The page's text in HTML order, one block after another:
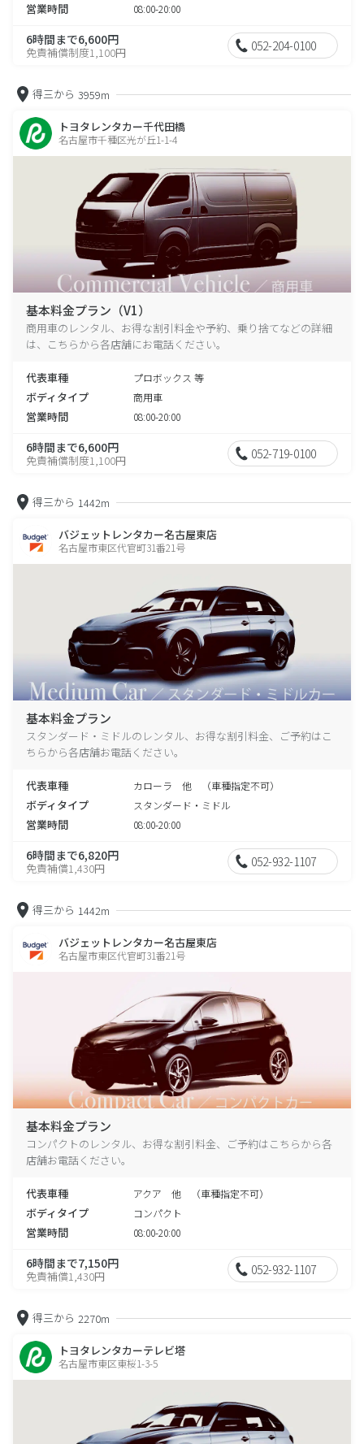
営業時間 08:00-20:00
6時間まで6,600円
免責補償制度1,100円 052-204-0100
得三から 3959m
トヨタレンタカー千代田橋
名古屋市千種区光が丘1-1-4
基本料金プラン（V1）
商用車のレンタル、お得な割引料金や予約、乗り捨てなどの詳細
は、こちらから各店舗にお電話ください。
代表車種 プロボックス 等
ボディタイプ 商用車
営業時間 08:00-20:00
6時間まで6,600円
免責補償制度1,100円 052-719-0100
得三から 1442m
バジェットレンタカー名古屋東店
名古屋市東区代官町31番21号
基本料金プラン
スタンダード・ミドルのレンタル、お得な割引料金、ご予約はこ
ちらから各店舗お電話ください。
代表車種 カローラ 他 （車種指定不可）
ボディタイプ スタンダード・ミドル
営業時間 08:00-20:00
6時間まで6,820円
免責補償1,430円 052-932-1107
得三から 1442m
バジェットレンタカー名古屋東店
名古屋市東区代官町31番21号
基本料金プラン
コンパクトのレンタル、お得な割引料金、ご予約はこちらから各
店舗お電話ください。
代表車種 アクア 他 （車種指定不可）
ボディタイプ コンパクト
営業時間 08:00-20:00
6時間まで7,150円
免責補償1,430円 052-932-1107
得三から 2270m
トヨタレンタカーテレビ塔
名古屋市東区東桜1-3-5